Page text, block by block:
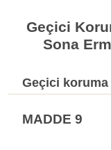
Geçici
Sona
Geçici koruma
MADDE 9